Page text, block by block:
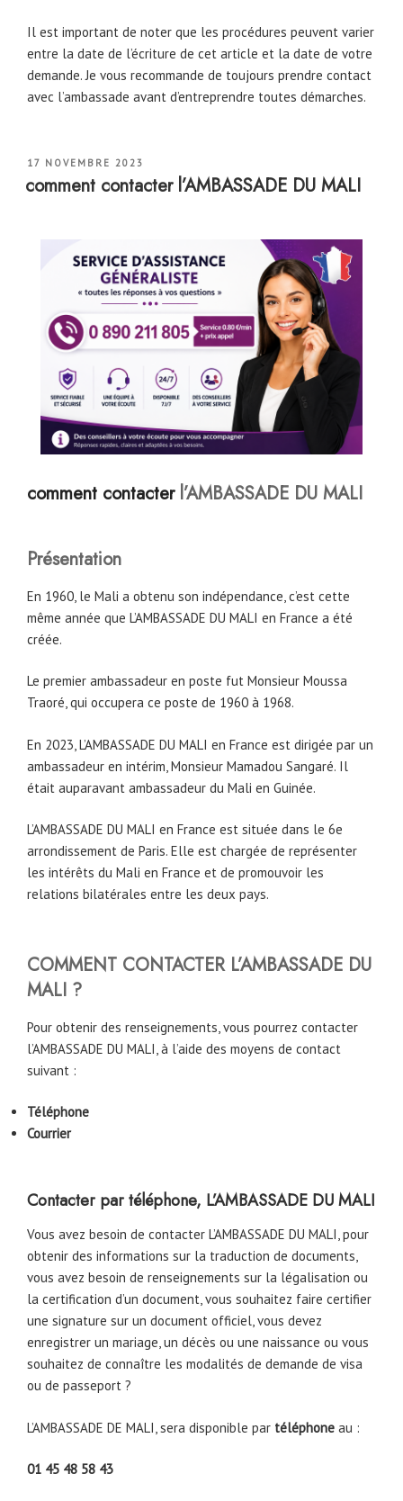
Il est important de noter que les procédures peuvent varier
entre la date de l’écriture de cet article et la date de votre
demande. Je vous recommande de toujours prendre contact
avec l’ambassade avant d’entreprendre toutes démarches.
PUBLIÉ
17 NOVEMBRE 2023
comment contacter l’AMBASSADE DU MALI
comment contacterl’AMBASSADE DU MALI
Présentation
En 1960, le Mali a obtenu son indépendance, c’est cette
même année que L’AMBASSADE DU MALI en France a été
créée.
Le premier ambassadeur en poste fut Monsieur Moussa
Traoré, qui occupera ce poste de 1960 à 1968.
En 2023, L’AMBASSADE DU MALI en France est dirigée par un
ambassadeur en intérim, Monsieur Mamadou Sangaré. Il
était auparavant ambassadeur du Mali en Guinée.
L’AMBASSADE DU MALI en France est située dans le 6e
arrondissement de Paris. Elle est chargée de représenter
les intérêts du Mali en France et de promouvoir les
relations bilatérales entre les deux pays.
COMMENT CONTACTER L’AMBASSADE DU
MALI ?
Pour obtenir des renseignements, vous pourrez contacter
l’AMBASSADE DU MALI, à l’aide des moyens de contact
suivant :
Téléphone
Courrier
Contacter par téléphone, L’AMBASSADE DU MALI
Vous avez besoin de contacter L’AMBASSADE DU MALI, pour
obtenir des informations sur la traduction de documents,
vous avez besoin de renseignements sur la légalisation ou
la certification d’un document, vous souhaitez faire certifier
une signature sur un document officiel, vous devez
enregistrer un mariage, un décès ou une naissance ou vous
souhaitez de connaître les modalités de demande de visa
ou de passeport ?
L’AMBASSADE DE MALI, sera disponible par téléphone au :
01 45 48 58 43